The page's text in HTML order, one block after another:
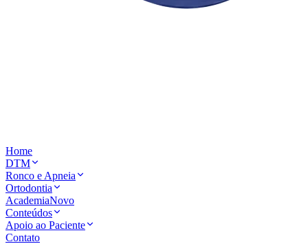
Home
DTM
Ronco e Apneia
Ortodontia
AcademiaNovo
Conteúdos
Apoio ao Paciente
Contato